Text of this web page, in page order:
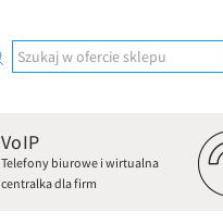
VoIP
Telefony biurowe i wirtualna
centralka dla firm